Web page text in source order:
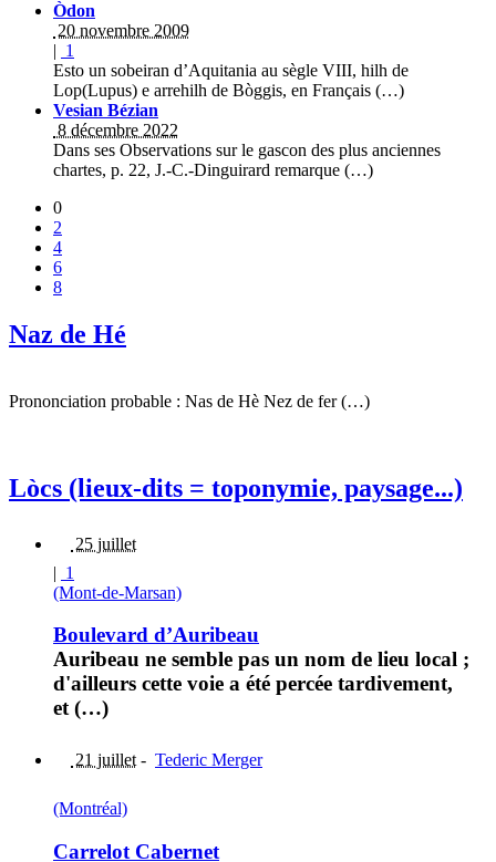
Òdon
20 novembre 2009
| 1
Esto un sobeiran d’Aquitania au sègle VIII, hilh de
Lop(Lupus) e arrehilh de Bòggis, en Français (…)
Vesian Bézian
8 décembre 2022
Dans ses Observations sur le gascon des plus anciennes
chartes, p. 22, J.-C.-Dinguirard remarque (…)
0
2
4
6
8
Naz de Hé
Prononciation probable : Nas de Hè Nez de fer (…)
Lòcs (lieux-dits = toponymie, paysage...)
25 juillet
| 1
(Mont-de-Marsan)
Boulevard d’Auribeau
Auribeau ne semble pas un nom de lieu local ;
d'ailleurs cette voie a été percée tardivement,
et (…)
21 juillet - Tederic Merger
(Montréal)
Carrelot Cabernet